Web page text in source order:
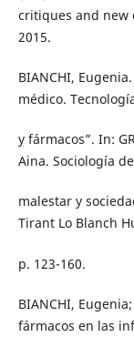
critiques and new
2015.
BIANCHI,
médico.
y fármacos”. In:
Aina. Sociología
malestar y
Tirant Lo Blanch
p. 123-160.
BIANCHI,
fármacos en las